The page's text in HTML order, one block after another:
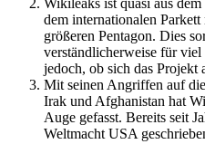
dem internationalen
größeren Pentagon. Dies
verständlicherweise für
jedoch, ob sich das Projekt
Mit seinen Angriffen auf
Irak und Afghanistan hat
Auge gefasst. Bereits seit
Weltmacht USA